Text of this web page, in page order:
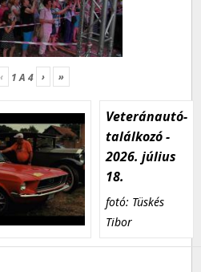
‹ 1A 4 › »
Veteránautó-
találkozó -
2026. július
18.
fotó: Tüskés
Tibor